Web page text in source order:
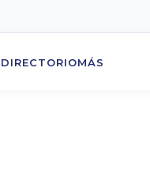
DIRECTORIOMÁS